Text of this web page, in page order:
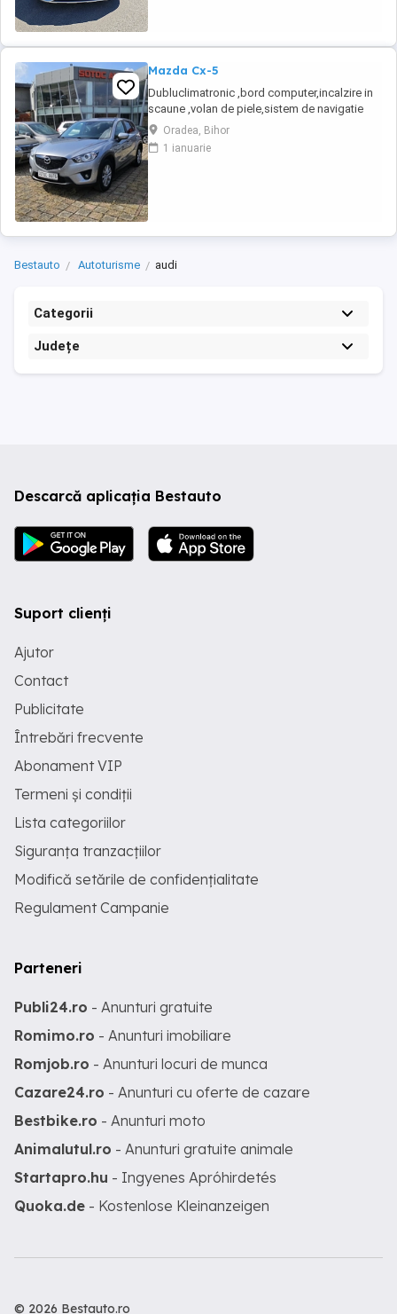
Mazda Cx-5
Dubluclimatronic ,bord computer,incalzire in
scaune ,volan de piele,sistem de navigatie
,închidere centralizata,pilot
automat,servo,proiectoare de ceata,comenzi
volan,senzori parcare fata și spate,geamuri
Oradea, Bihor
1 ianuarie
Bestauto Autoturisme audi
Categorii
Județe
Descarcă aplicația Bestauto
Suport clienți
Ajutor
Contact
Publicitate
Întrebări frecvente
Abonament VIP
Termeni și condiții
Lista categoriilor
Siguranța tranzacțiilor
Modifică setările de confidențialitate
Regulament Campanie
Parteneri
Publi24.ro - Anunturi gratuite
Romimo.ro - Anunturi imobiliare
Romjob.ro - Anunturi locuri de munca
Cazare24.ro - Anunturi cu oferte de cazare
Bestbike.ro - Anunturi moto
Animalutul.ro - Anunturi gratuite animale
Startapro.hu - Ingyenes Apróhirdetés
Quoka.de - Kostenlose Kleinanzeigen
© 2026 Bestauto.ro